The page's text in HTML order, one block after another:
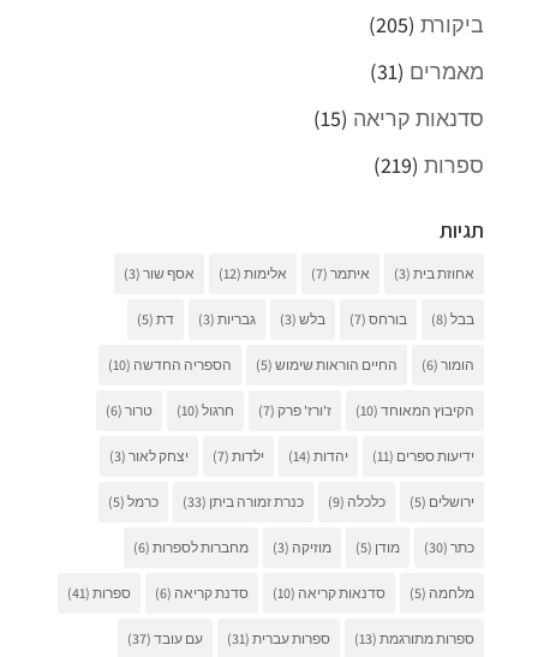
ביקורת(205)
מאמרים (31)
סדנאות קריאה (15)
ספרות(219)
תגיות
אחוזת בית(3) איתמר(7) אלימות(12) אסף שור(3)
בבל(8) בורחס(7) בלש(3) גבריות(3) דת(5)
הומור(6) החיים הוראות שימוש(5) הספריה החדשה (10)
הקיבוץ המאוחד(10) ז'ורז' פרק(7) חרגול(10) טרור(6)
ידיעות ספרים (11) יהדות(14) ילדות(7) יצחק לאור(3)
ירושלים (5) כלכלה (9) כנרת זמורה ביתן (33) כרמל(5)
כתר(30) מודן (5) מוזיקה (3) מחברות לספרות(6)
מלחמה (5) סדנאות קריאה (10) סדנת קריאה (6) ספרות(41)
ספרות מתורגמת(13) ספרות עברית(31) עם עובד(37)